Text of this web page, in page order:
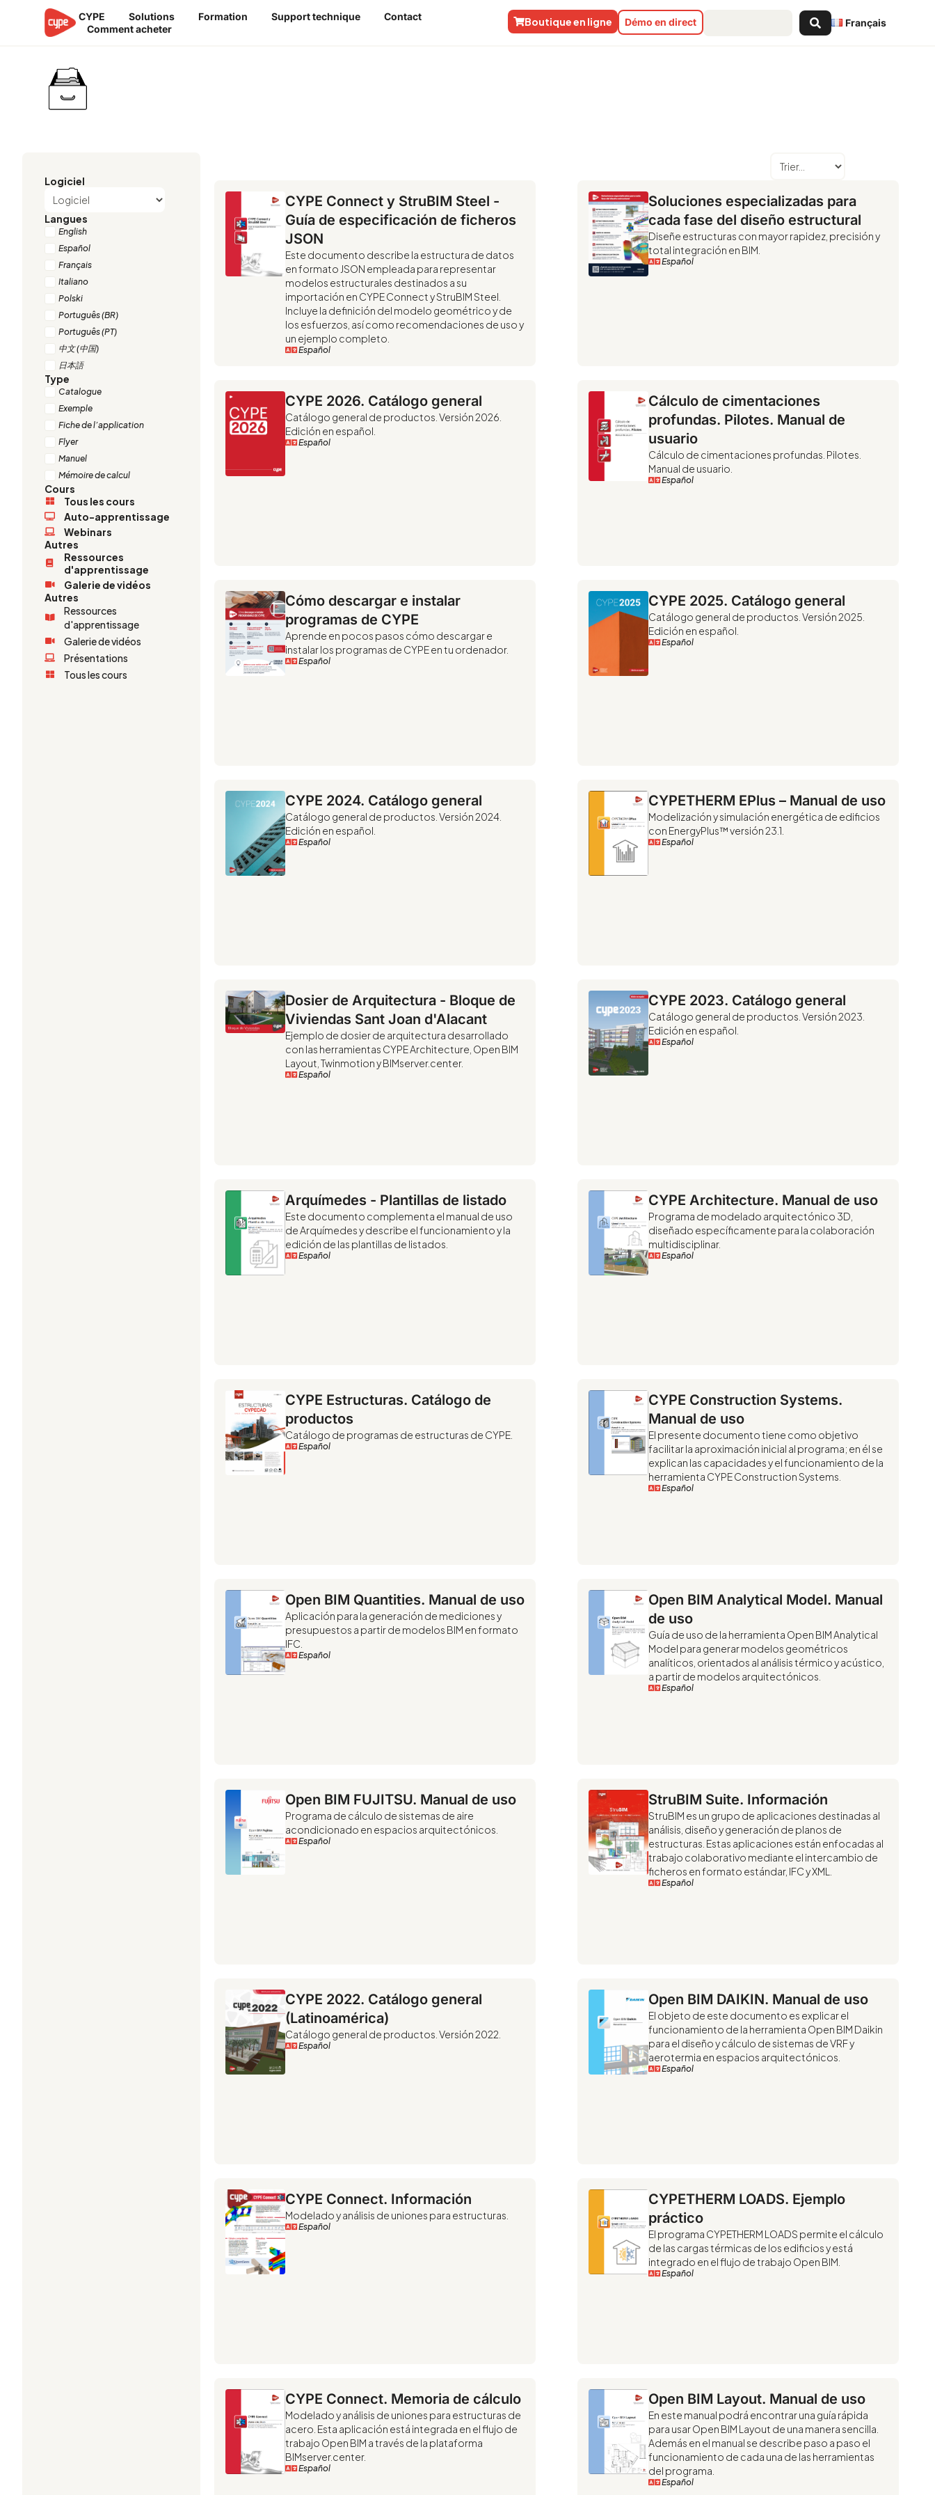
CYPE Solutions Formation Support technique
Contact
Comment acheter
Français
Search
...
Démo en direct
Boutique en ligne
Logiciel
Langues
English
Español
Français
Italiano
Polski
Português (BR)
Português (PT)
中文 (中国)
日本語
Type
Catalogue
Exemple
Fiche de l’application
Flyer
Manuel
Mémoire de calcul
Cours
Tous les cours
Auto-apprentissage
Webinars
Autres
Ressources
d'apprentissage
Galerie de vidéos
Autres
Ressources
d'apprentissage
Galerie de vidéos
Présentations
Tous les cours
CYPE Connect y StruBIM Steel -
Guía de especificación de ficheros
JSON
Este documento describe la estructura de datos
en formato JSON empleada para representar
modelos estructurales destinados a su
importación en CYPE Connect y StruBIM Steel.
Incluye la definición del modelo geométrico y de
los esfuerzos, así como recomendaciones de uso y
un ejemplo completo.
Español
Soluciones especializadas para
cada fase del diseño estructural
Diseñe estructuras con mayor rapidez, precisión y
total integración en BIM.
Español
CYPE 2026. Catálogo general
Catálogo general de productos. Versión 2026.
Edición en español.
Español
Cálculo de cimentaciones
profundas. Pilotes. Manual de
usuario
Cálculo de cimentaciones profundas. Pilotes.
Manual de usuario.
Español
Cómo descargar e instalar
programas de CYPE
Aprende en pocos pasos cómo descargar e
instalar los programas de CYPE en tu ordenador.
Español
CYPE 2025. Catálogo general
Catálogo general de productos. Versión 2025.
Edición en español.
Español
CYPE 2024. Catálogo general
Catálogo general de productos. Versión 2024.
Edición en español.
Español
CYPETHERM EPlus – Manual de uso
Modelización y simulación energética de edificios
con EnergyPlus™ versión 23.1.
Español
Dosier de Arquitectura - Bloque de
Viviendas Sant Joan d'Alacant
Ejemplo de dosier de arquitectura desarrollado
con las herramientas CYPE Architecture, Open BIM
Layout, Twinmotion y BIMserver.center.
Español
CYPE 2023. Catálogo general
Catálogo general de productos. Versión 2023.
Edición en español.
Español
Arquímedes - Plantillas de listado
Este documento complementa el manual de uso
de Arquímedes y describe el funcionamiento y la
edición de las plantillas de listados.
Español
CYPE Architecture. Manual de uso
Programa de modelado arquitectónico 3D,
diseñado específicamente para la colaboración
multidisciplinar.
Español
CYPE Estructuras. Catálogo de
productos
Catálogo de programas de estructuras de CYPE.
Español
CYPE Construction Systems.
Manual de uso
El presente documento tiene como objetivo
facilitar la aproximación inicial al programa; en él se
explican las capacidades y el funcionamiento de la
herramienta CYPE Construction Systems.
Español
Open BIM Quantities. Manual de uso
Aplicación para la generación de mediciones y
presupuestos a partir de modelos BIM en formato
IFC.
Español
Open BIM Analytical Model. Manual
de uso
Guía de uso de la herramienta Open BIM Analytical
Model para generar modelos geométricos
analíticos, orientados al análisis térmico y acústico,
a partir de modelos arquitectónicos.
Español
Open BIM FUJITSU. Manual de uso
Programa de cálculo de sistemas de aire
acondicionado en espacios arquitectónicos.
Español
StruBIM Suite. Información
StruBIM es un grupo de aplicaciones destinadas al
análisis, diseño y generación de planos de
estructuras. Estas aplicaciones están enfocadas al
trabajo colaborativo mediante el intercambio de
ficheros en formato estándar, IFC y XML.
Español
CYPE 2022. Catálogo general
(Latinoamérica)
Catálogo general de productos. Versión 2022.
Español
Open BIM DAIKIN. Manual de uso
El objeto de este documento es explicar el
funcionamiento de la herramienta Open BIM Daikin
para el diseño y cálculo de sistemas de VRF y
aerotermia en espacios arquitectónicos.
Español
CYPE Connect. Información
Modelado y análisis de uniones para estructuras.
Español
CYPETHERM LOADS. Ejemplo
práctico
El programa CYPETHERM LOADS permite el cálculo
de las cargas térmicas de los edificios y está
integrado en el flujo de trabajo Open BIM.
Español
CYPE Connect. Memoria de cálculo
Modelado y análisis de uniones para estructuras de
acero. Esta aplicación está integrada en el flujo de
trabajo Open BIM a través de la plataforma
BIMserver.center.
Español
Open BIM Layout. Manual de uso
En este manual podrá encontrar una guía rápida
para usar Open BIM Layout de una manera sencilla.
Además en el manual se describe paso a paso el
funcionamiento de cada una de las herramientas
del programa.
Español